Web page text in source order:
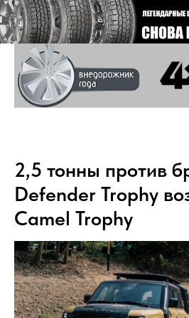
2,5 тонны против
Defender Trophy
Camel Trophy